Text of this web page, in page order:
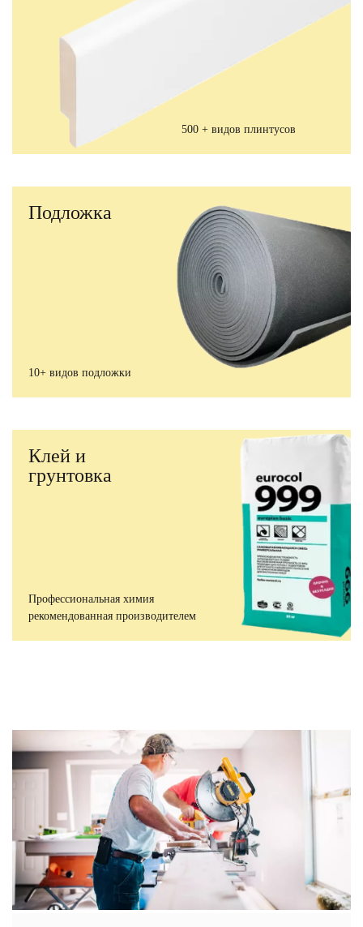
500 + видов плинтусов
Подложка
10+ видов подложки
Клей и
грунтовка
Профессиональная химия
рекомендованная производителем